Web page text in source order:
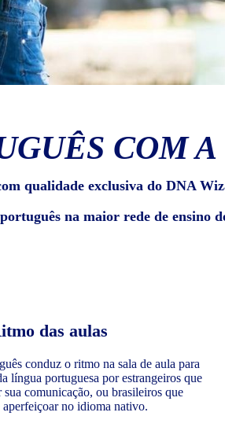
COM
qualidade exclusiva do DNA
na maior rede de ensino
das aulas
conduz o ritmo na sala de aula para
língua portuguesa por estrangeiros que
sua comunicação, ou brasileiros que
aperfeiçoar no idioma nativo.